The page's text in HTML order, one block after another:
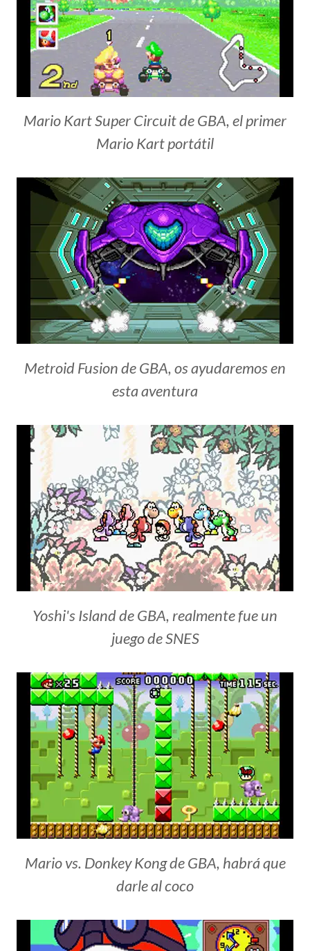
Mario Kart Super Circuit de GBA, el primer
Mario Kart portátil
Metroid Fusion de GBA, os ayudaremos en
esta aventura
Yoshi's Island de GBA, realmente fue un
juego de SNES
Mario vs. Donkey Kong de GBA, habrá que
darle al coco